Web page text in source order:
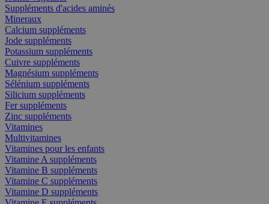
Suppléments d'acides aminés
Mineraux
Calcium suppléments
Jode suppléments
Potassium suppléments
Cuivre suppléments
Magnésium suppléments
Sélénium suppléments
Silicium suppléments
Fer suppléments
Zinc suppléments
Vitamines
Multivitamines
Vitamines pour les enfants
Vitamine A suppléments
Vitamine B suppléments
Vitamine C suppléments
Vitamine D suppléments